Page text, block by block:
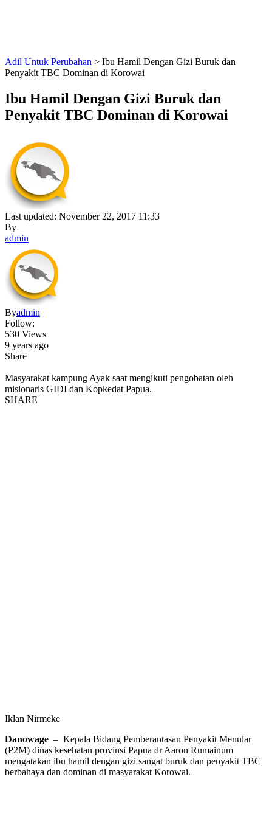
Adil Untuk Perubahan > Ibu Hamil Dengan Gizi Buruk dan
Penyakit TBC Dominan di Korowai
Ibu Hamil Dengan Gizi Buruk dan
Penyakit TBC Dominan di Korowai
Last updated: November 22, 2017 11:33
By
admin
Byadmin
Follow:
530 Views
9 years ago
Share
Masyarakat kampung Ayak saat mengikuti pengobatan oleh
misionaris GIDI dan Kopkedat Papua.
SHARE
Iklan Nirmeke
Danowage – Kepala Bidang Pemberantasan Penyakit Menular
(P2M) dinas kesehatan provinsi Papua dr Aaron Rumainum
mengatakan ibu hamil dengan gizi sangat buruk dan penyakit TBC
berbahaya dan dominan di masyarakat Korowai.